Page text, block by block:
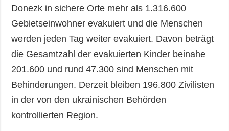
Donezk in sichere Orte mehr als 1.316.600
Gebietseinwohner evakuiert und die Menschen
werden jeden Tag weiter evakuiert. Davon beträgt
die Gesamtzahl der evakuierten Kinder beinahe
201.600 und rund 47.300 sind Menschen mit
Behinderungen. Derzeit bleiben 196.800 Zivilisten
in der von den ukrainischen Behörden
kontrollierten Region.